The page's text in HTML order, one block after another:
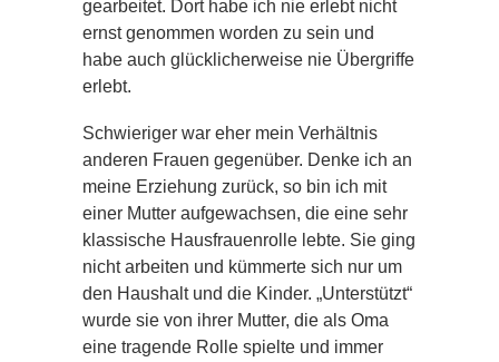
gearbeitet. Dort habe ich nie erlebt nicht
ernst genommen worden zu sein und
habe auch glücklicherweise nie Übergriffe
erlebt.
Schwieriger war eher mein Verhältnis
anderen Frauen gegenüber. Denke ich an
meine Erziehung zurück, so bin ich mit
einer Mutter aufgewachsen, die eine sehr
klassische Hausfrauenrolle lebte. Sie ging
nicht arbeiten und kümmerte sich nur um
den Haushalt und die Kinder. „Unterstützt“
wurde sie von ihrer Mutter, die als Oma
eine tragende Rolle spielte und immer